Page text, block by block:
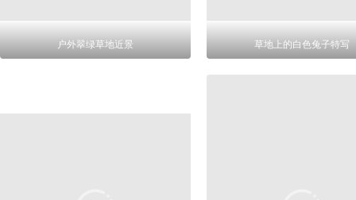
户外翠绿草地近景 草地上的白色兔子特写